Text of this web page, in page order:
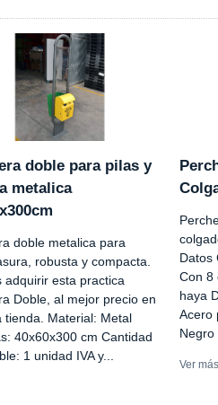
doble para pilas y
metalica
doble metalica para
robusta y compacta.
adquirir esta practica
Doble, al mejor precio en
tienda. Material: Metal
40x60x300 cm Cantidad
1 unidad IVA y...
Datos
Con 8
haya
Acero
Negro
Ver más